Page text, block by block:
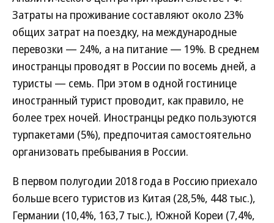
Затраты на проживание составляют около 23%
общих затрат на поездку, на международные
перевозки — 24%, а на питание — 19%. В среднем
иностранцы проводят в России по восемь дней, а
туристы — семь. При этом в одной гостинице
иностранный турист проводит, как правило, не
более трех ночей. Иностранцы редко пользуются
турпакетами (5%), предпочитая самостоятельно
организовать пребывания в России.
В первом полугодии 2018 года в Россию приехало
больше всего туристов из Китая (28,5%, 448 тыс.),
Германии (10,4%, 163,7 тыс.), Южной Кореи (7,4%,